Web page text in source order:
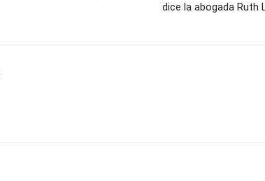
dice la abogada Ruth